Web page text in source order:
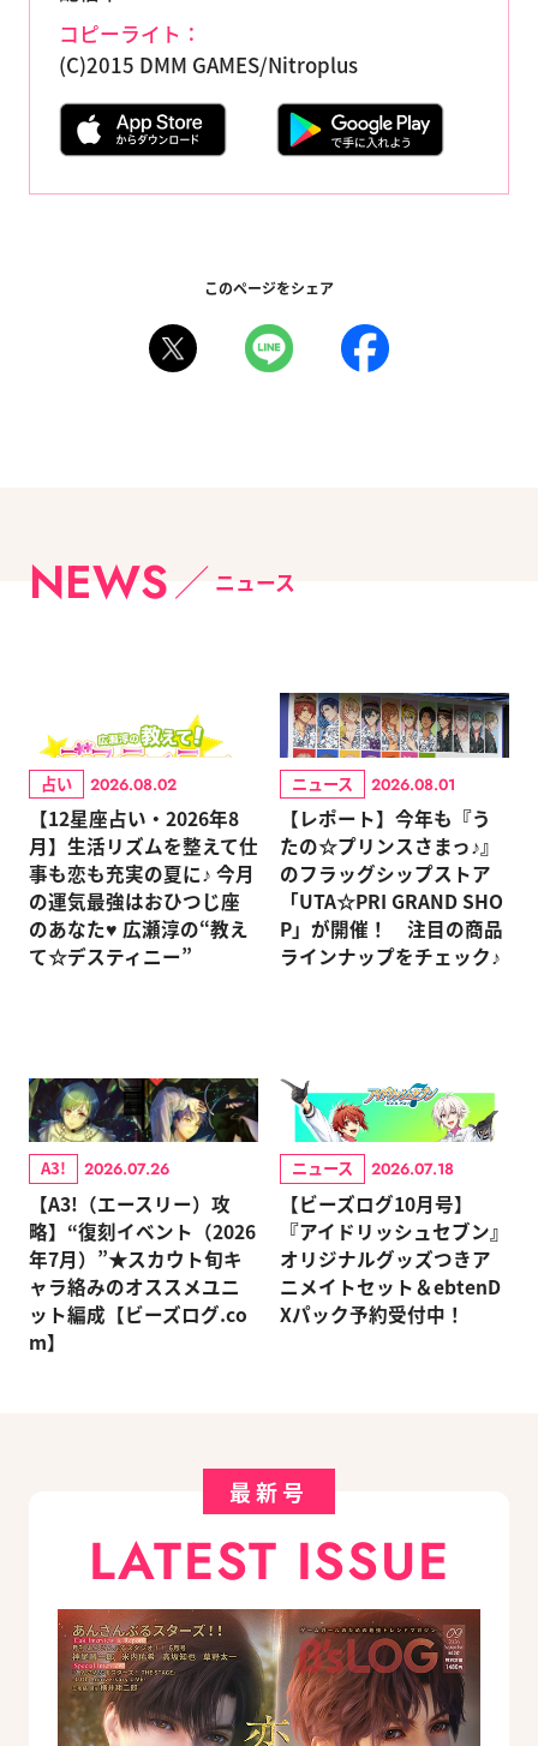
コピーライト：
(C)2015 DMM GAMES/Nitroplus
このページをシェア
NEWS ニュース
占い 2026.08.02
【12星座占い・2026年8
月】生活リズムを整えて仕
事も恋も充実の夏に♪ 今月
の運気最強はおひつじ座
のあなた♥ 広瀬淳の“教え
て☆デスティニー”
ニュース 2026.08.01
【レポート】今年も『う
たの☆プリンスさまっ♪』
のフラッグシップストア
「UTA☆PRI GRAND SHO
P」が開催！ 注目の商品
ラインナップをチェック♪
A3! 2026.07.26
【A3!（エースリー）攻
略】“復刻イベント（2026
年7月）”★スカウト旬キ
ャラ絡みのオススメユニ
ット編成【ビーズログ.co
m】
ニュース 2026.07.18
【ビーズログ10月号】
『アイドリッシュセブン』
オリジナルグッズつきア
ニメイトセット＆ebtenD
Xパック予約受付中！
最新号
LATEST ISSUE